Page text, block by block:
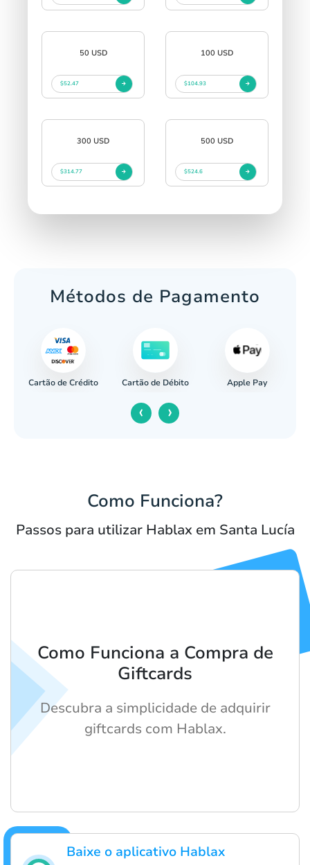
50 USD
$52.47
100 USD
$104.93
300 USD
$314.77
500 USD
$524.6
Métodos de Pagamento
Cartão de Crédito Cartão de Débito Apple Pay
‹ ›
Como Funciona?
Passos para utilizar Hablax em Santa Lucía
Baixe o aplicativo Hablax
Como Funciona a Compra de
Giftcards
Descubra a simplicidade de adquirir
giftcards com Hablax.